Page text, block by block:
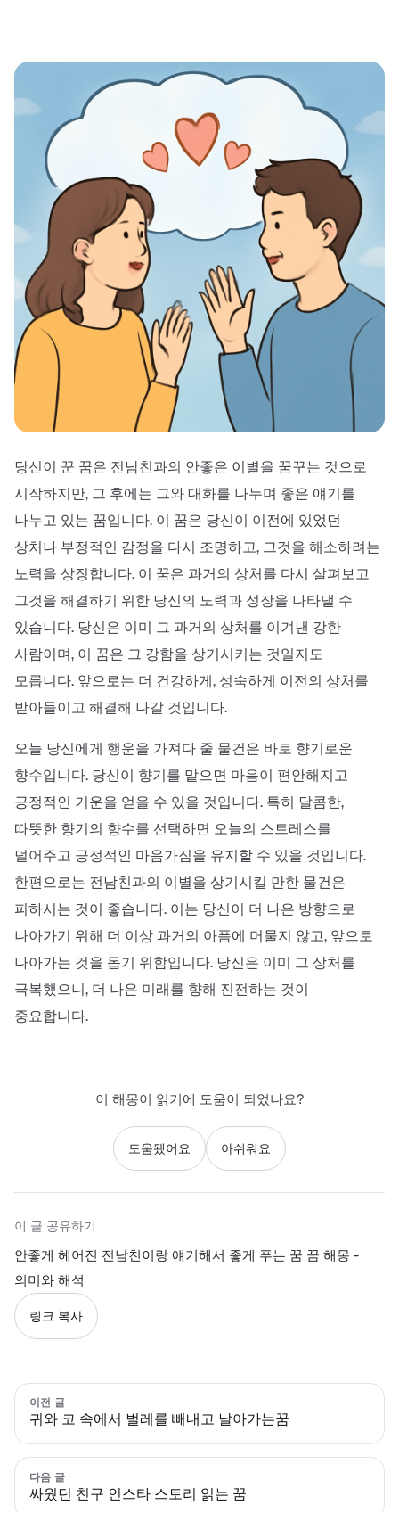
당신이 꾼 꿈은 전남친과의 안좋은 이별을 꿈꾸는 것으로
시작하지만, 그 후에는 그와 대화를 나누며 좋은 얘기를
나누고 있는 꿈입니다. 이 꿈은 당신이 이전에 있었던
상처나 부정적인 감정을 다시 조명하고, 그것을 해소하려는
노력을 상징합니다. 이 꿈은 과거의 상처를 다시 살펴보고
그것을 해결하기 위한 당신의 노력과 성장을 나타낼 수
있습니다. 당신은 이미 그 과거의 상처를 이겨낸 강한
사람이며, 이 꿈은 그 강함을 상기시키는 것일지도
모릅니다. 앞으로는 더 건강하게, 성숙하게 이전의 상처를
받아들이고 해결해 나갈 것입니다.
오늘 당신에게 행운을 가져다 줄 물건은 바로 향기로운
향수입니다. 당신이 향기를 맡으면 마음이 편안해지고
긍정적인 기운을 얻을 수 있을 것입니다. 특히 달콤한,
따뜻한 향기의 향수를 선택하면 오늘의 스트레스를
덜어주고 긍정적인 마음가짐을 유지할 수 있을 것입니다.
한편으로는 전남친과의 이별을 상기시킬 만한 물건은
피하시는 것이 좋습니다. 이는 당신이 더 나은 방향으로
나아가기 위해 더 이상 과거의 아픔에 머물지 않고, 앞으로
나아가는 것을 돕기 위함입니다. 당신은 이미 그 상처를
극복했으니, 더 나은 미래를 향해 진전하는 것이
중요합니다.
이 해몽이 읽기에 도움이 되었나요?
도움됐어요 아쉬워요
이 글 공유하기
안좋게 헤어진 전남친이랑 얘기해서 좋게 푸는 꿈 꿈 해몽 -
의미와 해석
링크 복사
이전 글
귀와 코 속에서 벌레를 빼내고 날아가는꿈
다음 글
싸웠던 친구 인스타 스토리 읽는 꿈